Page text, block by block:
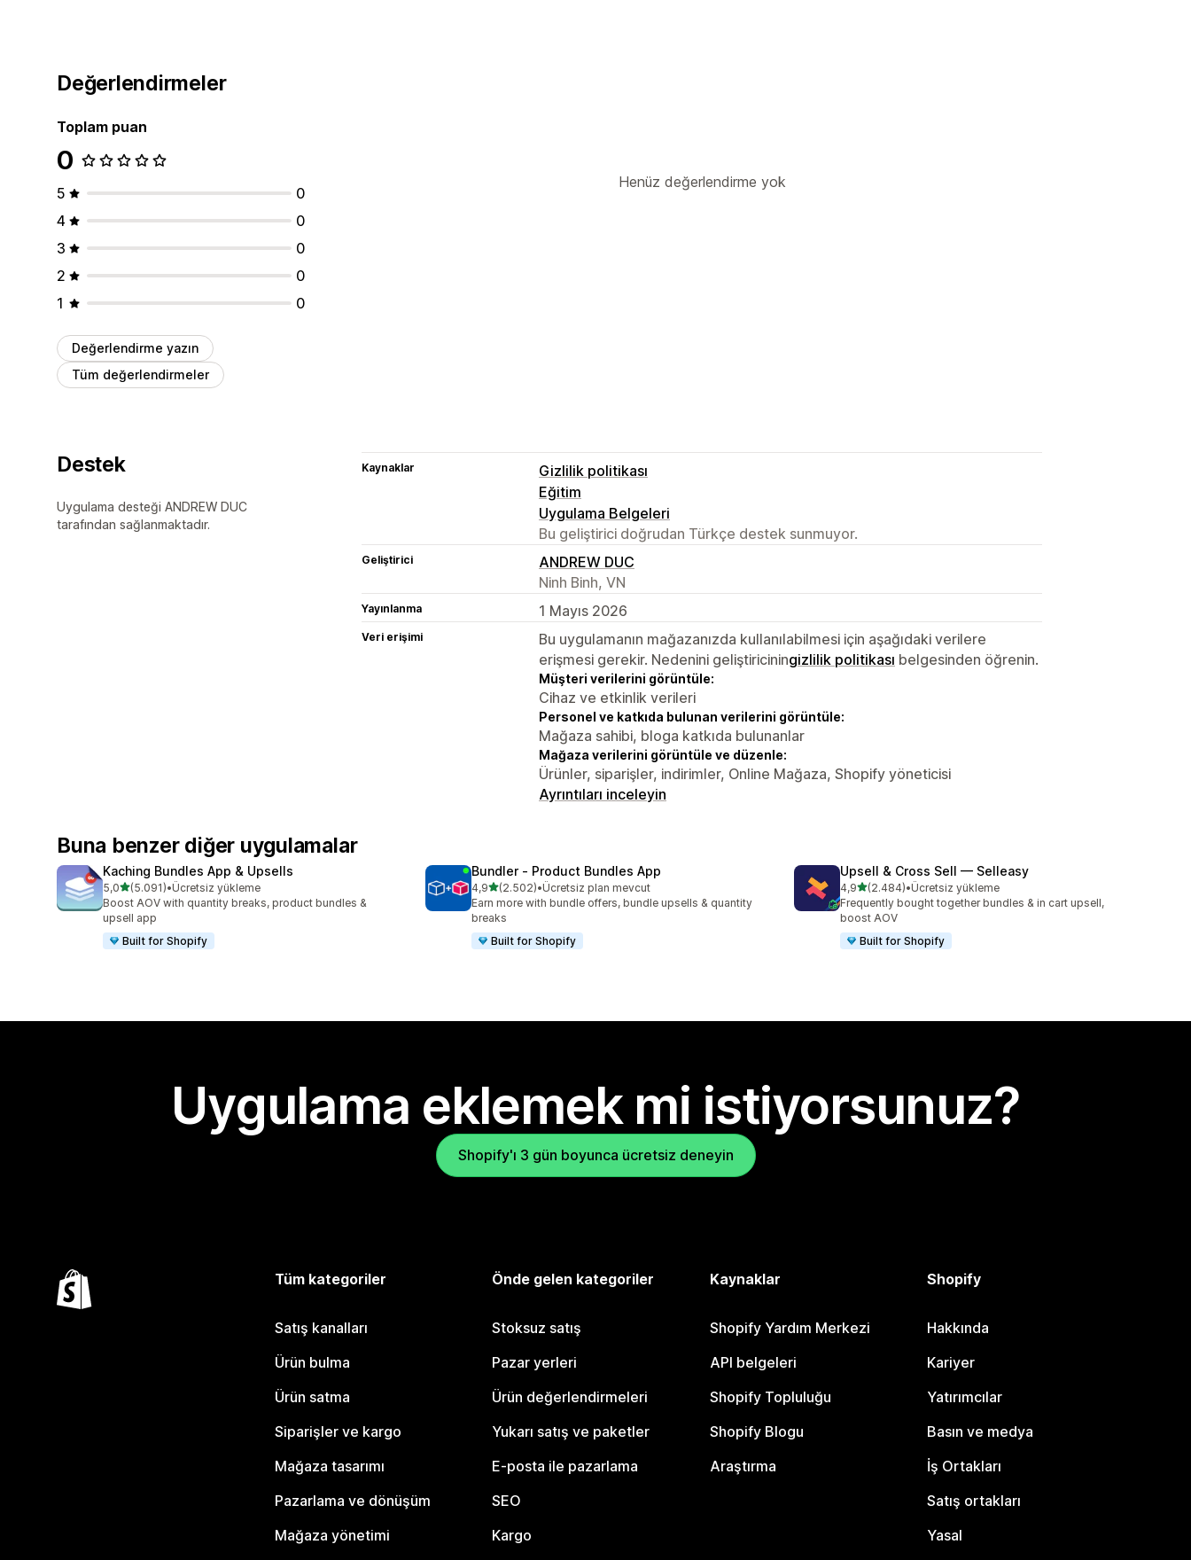
Değerlendirmeler
Toplam puan
0
5
0
4
0
3
0
2
0
1
0
Değerlendirme yazın
Tüm değerlendirmeler
Henüz değerlendirme yok
Destek
Uygulama desteği ANDREW DUC
tarafından sağlanmaktadır.
Kaynaklar
Gizlilik politikası
Eğitim
Uygulama Belgeleri
Bu geliştirici doğrudan Türkçe destek sunmuyor.
Geliştirici
ANDREW DUC
Ninh Binh, VN
Yayınlanma 1 Mayıs 2026
Veri erişimi
Bu uygulamanın mağazanızda kullanılabilmesi için aşağıdaki verilere
erişmesi gerekir. Nedenini geliştiriciningizlilik politikası belgesinden öğrenin.
Müşteri verilerini görüntüle:
Cihaz ve etkinlik verileri
Personel ve katkıda bulunan verilerini görüntüle:
Mağaza sahibi, bloga katkıda bulunanlar
Mağaza verilerini görüntüle ve düzenle:
Ürünler, siparişler, indirimler, Online Mağaza, Shopify yöneticisi
Ayrıntıları inceleyin
Buna benzer diğer uygulamalar
Kaching Bundles App & Upsells
5,05 yıldız üzerinden
(5.091)
toplam 5091 değerlendirme
•Ücretsiz yükleme
Boost AOV with quantity breaks, product bundles &
upsell app
Built for Shopify
Bundler ‑ Product Bundles App
4,95 yıldız üzerinden
(2.502)
toplam 2502 değerlendirme
•Ücretsiz plan mevcut
Earn more with bundle offers, bundle upsells & quantity
breaks
Built for Shopify
Upsell & Cross Sell — Selleasy
4,95 yıldız üzerinden
(2.484)
toplam 2484 değerlendirme
•Ücretsiz yükleme
Frequently bought together bundles & in cart upsell,
boost AOV
Built for Shopify
Uygulama eklemek mi istiyorsunuz?
Shopify'ı 3 gün boyunca ücretsiz deneyin
Tüm kategoriler
Satış kanalları
Ürün bulma
Ürün satma
Siparişler ve kargo
Mağaza tasarımı
Pazarlama ve dönüşüm
Mağaza yönetimi
Önde gelen kategoriler
Stoksuz satış
Pazar yerleri
Ürün değerlendirmeleri
Yukarı satış ve paketler
E-posta ile pazarlama
SEO
Kargo
Kaynaklar
Shopify Yardım Merkezi
API belgeleri
Shopify Topluluğu
Shopify Blogu
Araştırma
Shopify
Hakkında
Kariyer
Yatırımcılar
Basın ve medya
İş Ortakları
Satış ortakları
Yasal